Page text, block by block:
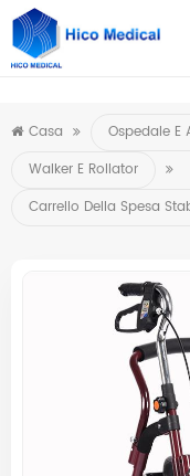
https://
Casa
Ospedale E
Walker E Rollator